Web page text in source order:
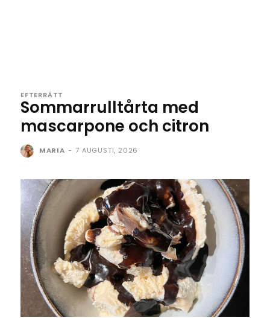
EFTERRÄTT
Sommarrulltårta med
mascarpone och citron
MARIA - 7 AUGUSTI, 2026